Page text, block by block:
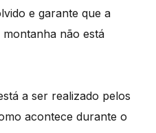
e garante que a
não está
a ser realizado pelos
acontece durante o